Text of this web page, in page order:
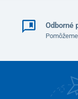
Odborné